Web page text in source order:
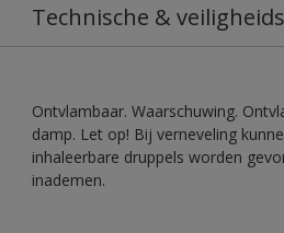
Technische &
Ontvlambaar. Waarschuwing.
damp. Let op! Bij verneveling
inhaleerbare druppels worden
inademen.